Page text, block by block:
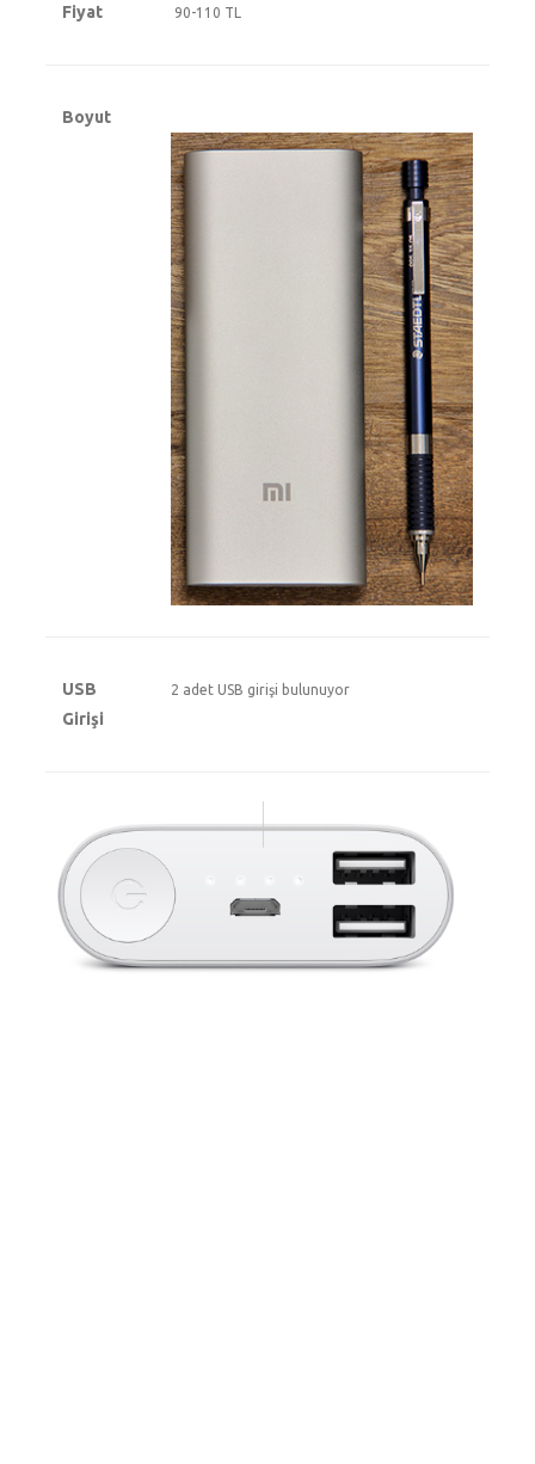
Fiyat 90-110 TL
Boyut
USB
Girişi
2 adet USB girişi bulunuyor